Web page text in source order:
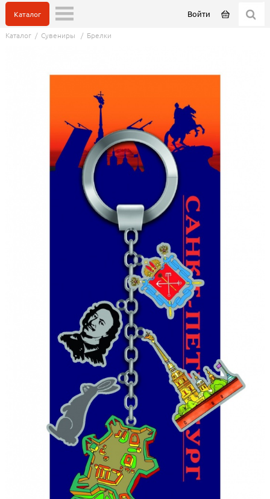
Войти
Каталог
Каталог/ Сувениры / Брелки